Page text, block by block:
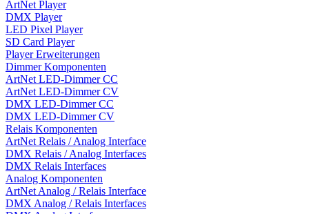
ArtNet Player
DMX Player
LED Pixel Player
SD Card Player
Player Erweiterungen
Dimmer Komponenten
ArtNet LED-Dimmer CC
ArtNet LED-Dimmer CV
DMX LED-Dimmer CC
DMX LED-Dimmer CV
Relais Komponenten
ArtNet Relais / Analog Interface
DMX Relais / Analog Interfaces
DMX Relais Interfaces
Analog Komponenten
ArtNet Analog / Relais Interface
DMX Analog / Relais Interfaces